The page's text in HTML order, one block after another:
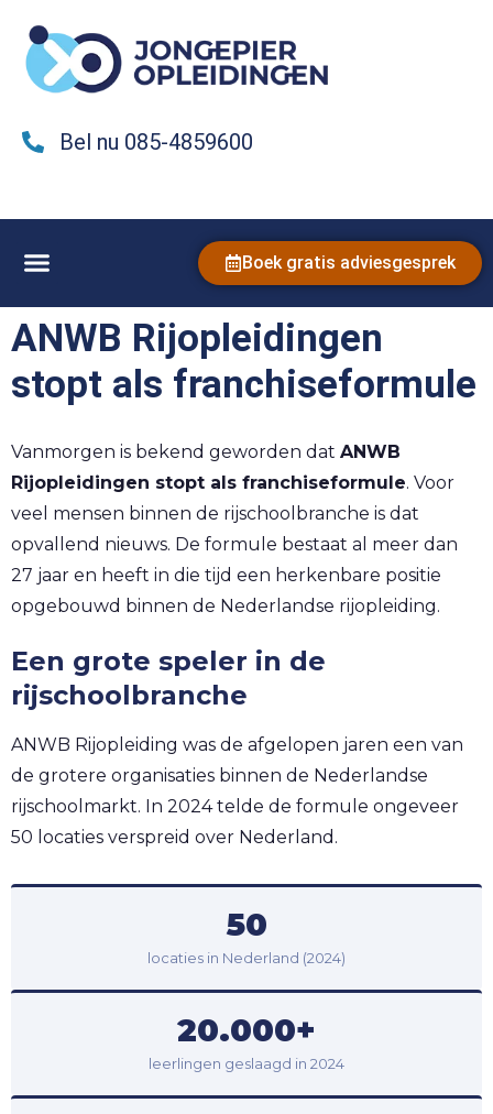
Bel nu 085-4859600
Boek gratis adviesgesprek
ANWB Rijopleidingen
stopt als franchiseformule
Vanmorgen is bekend geworden dat ANWB
Rijopleidingen stopt als franchiseformule. Voor
veel mensen binnen de rijschoolbranche is dat
opvallend nieuws. De formule bestaat al meer dan
27 jaar en heeft in die tijd een herkenbare positie
opgebouwd binnen de Nederlandse rijopleiding.
Een grote speler in de
rijschoolbranche
ANWB Rijopleiding was de afgelopen jaren een van
de grotere organisaties binnen de Nederlandse
rijschoolmarkt. In 2024 telde de formule ongeveer
50 locaties verspreid over Nederland.
50
locaties in Nederland (2024)
20.000+
leerlingen geslaagd in 2024